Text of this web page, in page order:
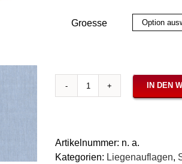
Groesse
Liegenauflage,
Panama
IN DEN
Artikelnummer: n. a.
Kategorien: Liegenauflagen,